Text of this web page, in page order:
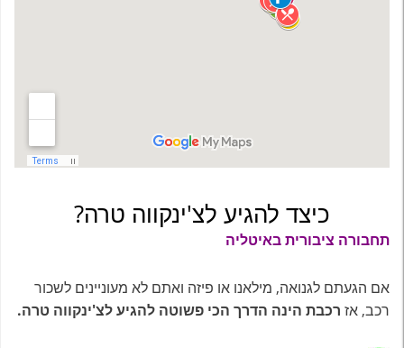
כיצד להגיע לצ'ינקווה טרה?
תחבורה ציבורית באיטליה
אם הגעתם לגנואה, מילאנו או פיזה ואתם לא מעוניינים לשכור
רכב, אז רכבת הינה הדרך הכי פשוטה להגיע לצ'ינקווה טרה.